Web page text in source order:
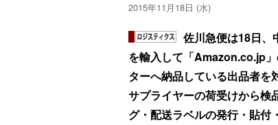
2015年11月18日 (水)
佐川急便は18日、
を輸入して「Amazon.co.jp
ターへ納品している出品者を
サプライヤーの荷受けから検
グ・配送ラベルの発行・貼付